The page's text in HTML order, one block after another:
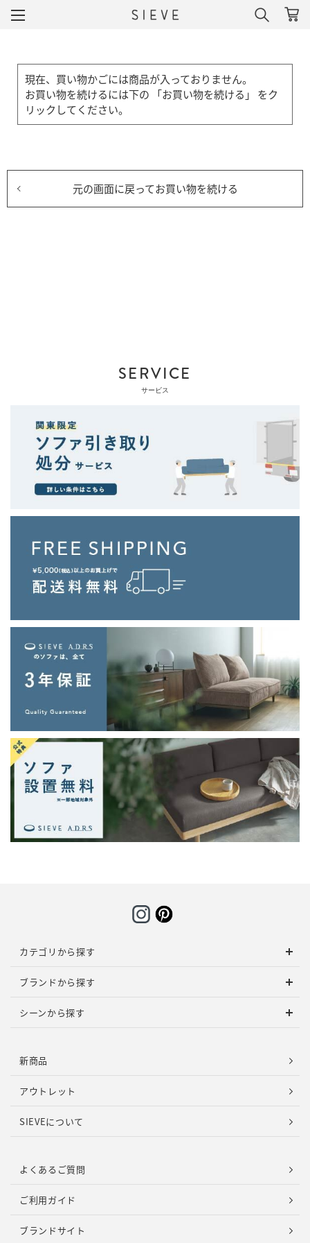
現在、買い物かごには商品が入っておりません。
お買い物を続けるには下の 「お買い物を続ける」 をク
リックしてください。
元の画面に戻ってお買い物を続ける
SERVICE
サービス
カテゴリから探す
ブランドから探す
シーンから探す
新商品
アウトレット
SIEVEについて
よくあるご質問
ご利用ガイド
ブランドサイト